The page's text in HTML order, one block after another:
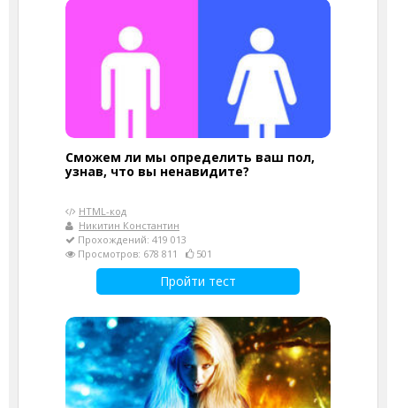
Сможем ли мы определить ваш пол,
узнав, что вы ненавидите?
HTML-код
Никитин Константин
Прохождений: 419 013
Просмотров: 678 811
501
Пройти тест